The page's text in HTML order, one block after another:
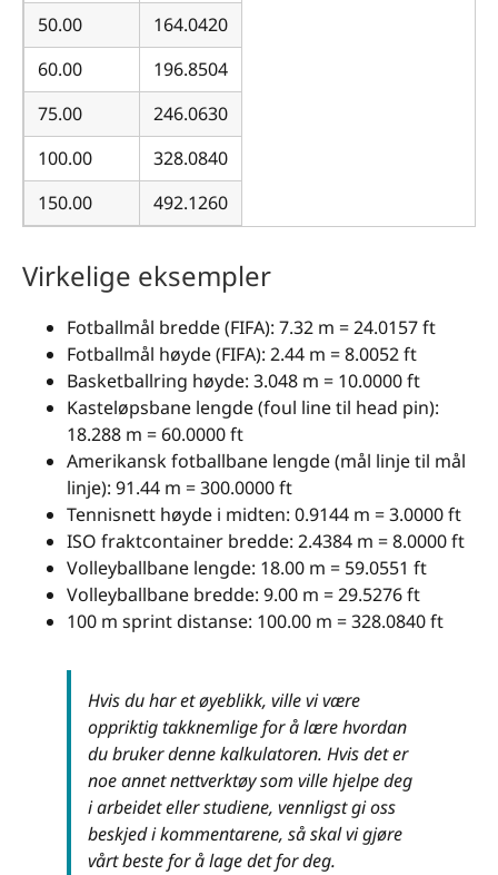
50.00
164.0420
60.00
196.8504
75.00
246.0630
100.00
328.0840
150.00
492.1260
Virkelige eksempler
Fotballmål bredde (FIFA): 7.32 m = 24.0157 ft
Fotballmål høyde (FIFA): 2.44 m = 8.0052 ft
Basketballring høyde: 3.048 m = 10.0000 ft
Kasteløpsbane lengde (foul line til head pin):
18.288 m = 60.0000 ft
Amerikansk fotballbane lengde (mål linje til mål
linje): 91.44 m = 300.0000 ft
Tennisnett høyde i midten: 0.9144 m = 3.0000 ft
ISO fraktcontainer bredde: 2.4384 m = 8.0000 ft
Volleyballbane lengde: 18.00 m = 59.0551 ft
Volleyballbane bredde: 9.00 m = 29.5276 ft
100 m sprint distanse: 100.00 m = 328.0840 ft
Hvis du har et øyeblikk, ville vi være
oppriktig takknemlige for å lære hvordan
du bruker denne kalkulatoren. Hvis det er
noe annet nettverktøy som ville hjelpe deg
i arbeidet eller studiene, vennligst gi oss
beskjed i kommentarene, så skal vi gjøre
vårt beste for å lage det for deg.